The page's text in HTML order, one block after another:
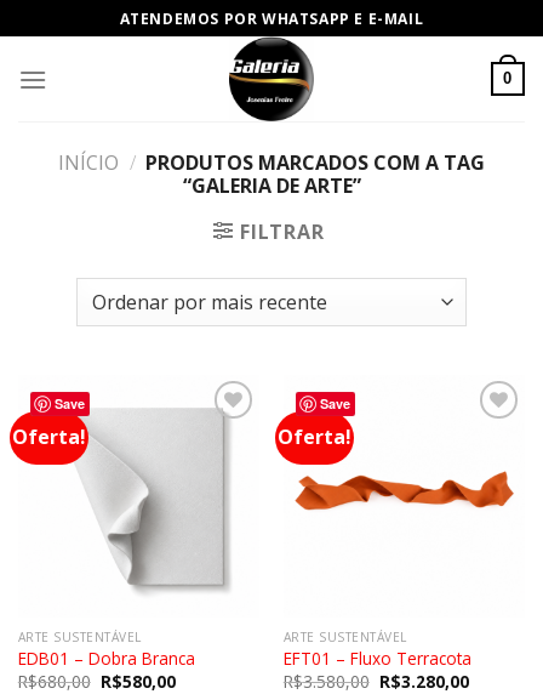
ATENDEMOS POR WHATSAPP E E-MAIL
0
INÍCIO / PRODUTOS MARCADOS COM A TAG
“GALERIA DE ARTE”
FILTRAR
Save
Oferta!
ARTE SUSTENTÁVEL
EDB01 – Dobra Branca
R$680,00 R$580,00
Save
Oferta!
Adicionar
a lista de
desejos
ARTE SUSTENTÁVEL
EFT01 – Fluxo Terracota
R$3.580,00 R$3.280,00